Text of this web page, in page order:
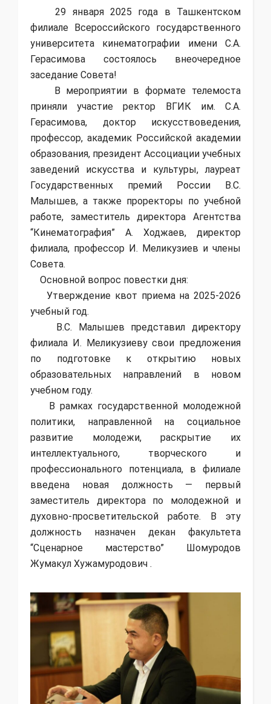
29 января 2025 года в Ташкентском
филиале Всероссийского государственного
университета кинематографии имени С.А.
Герасимова состоялось внеочередное
заседание Совета!
В мероприятии в формате телемоста
приняли участие ректор ВГИК им. С.А.
Герасимова, доктор искусствоведения,
профессор, академик Российской академии
образования, президент Ассоциации учебных
заведений искусства и культуры, лауреат
Государственных премий России В.С.
Малышев, а также проректоры по учебной
работе, заместитель директора Агентства
“Кинематография” А. Ходжаев, директор
филиала, профессор И. Меликузиев и члены
Совета.
Основной вопрос повестки дня:
Утверждение квот приема на 2025-2026
учебный год.
В.С. Малышев представил директору
филиала И. Меликузиеву свои предложения
по подготовке к открытию новых
образовательных направлений в новом
учебном году.
В рамках государственной молодежной
политики, направленной на социальное
развитие молодежи, раскрытие их
интеллектуального, творческого и
профессионального потенциала, в филиале
введена новая должность — первый
заместитель директора по молодежной и
духовно-просветительской работе. В эту
должность назначен декан факультета
“Сценарное мастерство” Шомуродов
Жумакул Хужамуродович .